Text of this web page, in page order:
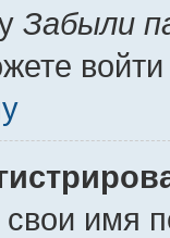
Забыли
имя